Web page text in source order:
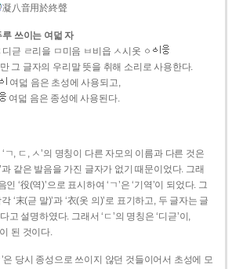
凝八音用於終聲
쓰이는 여덟 자
귿 ㄹ리을 ㅁ미음 ㅂ비읍 ㅅ시옷 ㆁ
그 글자의 우리말 뜻을 취해 소리로 사용한다.
여덟 음은 초성에 사용되고,
여덟 음은 종성에 사용된다.
ㄱ, ㄷ, ㅅ’의 명칭이 다른 자모의 이름과 다른 것은
과 같은 발음을 가진 글자가 없기 때문이었다. 그래
인 ‘役(역)’으로 표시하여 ‘ㄱ’은 ‘기역’이 되었다. 그
각 ‘末(귿 말)’과 ‘衣(옷 의)’로 표기하고, 두 글자는 글
고 설명하였다. 그래서 ‘ㄷ’의 명칭은 ‘디귿’이,
이 된 것이다.
’은 당시 종성으로 쓰이지 않던 것들이어서 초성에 모